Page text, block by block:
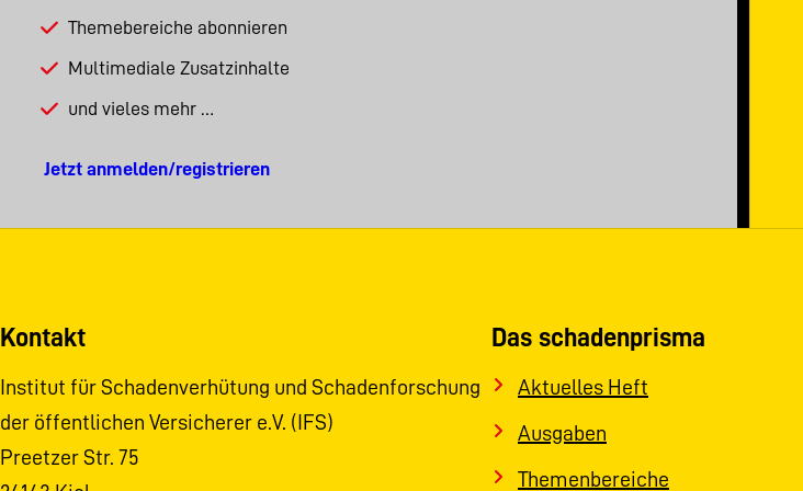
Themebereiche abonnieren
Multimediale Zusatzinhalte
und vieles mehr …
Jetzt anmelden/registrieren
Kontakt
Institut für Schadenverhütung und Schadenforschung
der öffentlichen Versicherer e.V. (IFS)
Preetzer Str. 75
Das schadenprisma
Aktuelles Heft
Ausgaben
Themenbereiche